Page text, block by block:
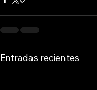
Entradas recientes